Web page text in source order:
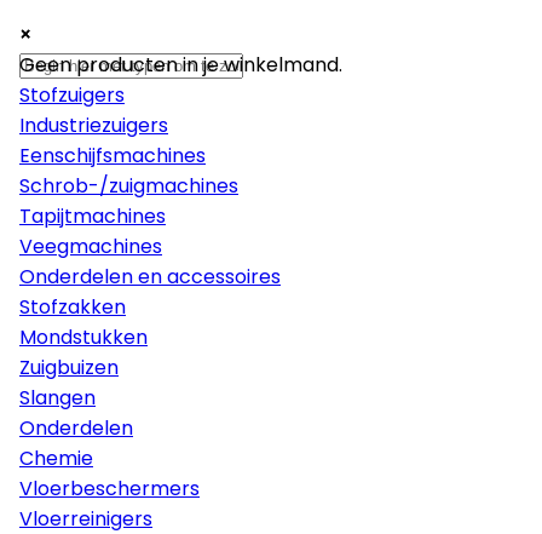
×
Machines
Stofzuigers
Industriezuigers
Eenschijfsmachines
Schrob-/zuigmachines
Tapijtmachines
Veegmachines
Onderdelen en accessoires
Stofzakken
Mondstukken
Zuigbuizen
Slangen
Onderdelen
Chemie
Vloerbeschermers
Vloerreinigers
×
×
Geen producten in je winkelmand.